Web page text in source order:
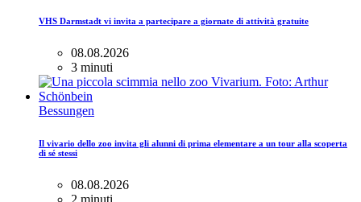
VHS Darmstadt vi invita a partecipare a giornate di attività gratuite
08.08.2026
3 minuti
Bessungen
Il vivario dello zoo invita gli alunni di prima elementare a un tour alla scoperta
di sé stessi
08.08.2026
2 minuti